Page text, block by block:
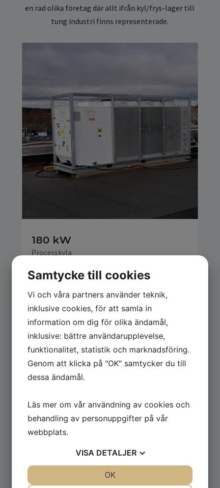
en rad olika företag där allt ifrån kyl/frys-lager till
tung industri finns representerade.
180 kW
Processkyla
1 MW
Samtycke till cookies
Vi och våra partners använder teknik,
inklusive cookies, för att samla in
information om dig för olika ändamål,
inklusive: bättre användarupplevelse,
funktionalitet, statistik och marknadsföring.
Genom att klicka på "OK" samtycker du till
dessa ändamål.
Läs mer om vår användning av cookies och
behandling av personuppgifter på vår
webbplats.
VISA DETALJER
OK